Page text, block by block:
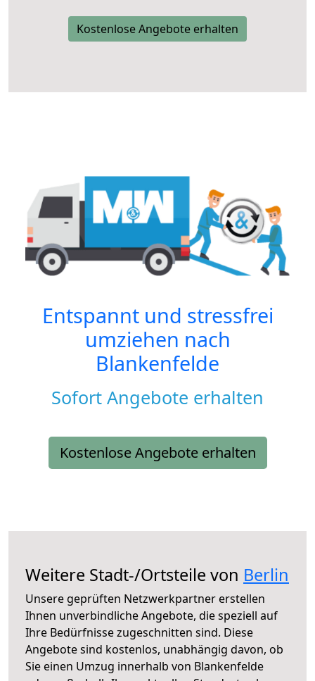
Kostenlose Angebote erhalten
Entspannt und stressfrei
umziehen nach
Blankenfelde
Sofort Angebote erhalten
Kostenlose Angebote erhalten
Weitere Stadt-/Ortsteile von Berlin
Unsere geprüften Netzwerkpartner erstellen
Ihnen unverbindliche Angebote, die speziell auf
Ihre Bedürfnisse zugeschnitten sind. Diese
Angebote sind kostenlos, unabhängig davon, ob
Sie einen Umzug innerhalb von Blankenfelde